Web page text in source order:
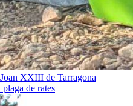
XXIII de Tarragona
de rates